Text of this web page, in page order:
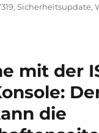
,Sicherheitsupdate,
mit der
die